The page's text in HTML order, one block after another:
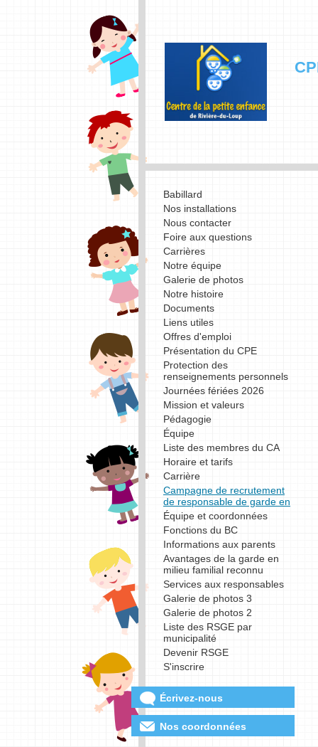
Babillard
Nos installations
Nous contacter
Foire aux questions
Carrières
Notre équipe
Galerie de photos
Notre histoire
Documents
Liens utiles
Offres d'emploi
Présentation du CPE
Protection des
renseignements personnels
Journées fériées 2026
Mission et valeurs
Pédagogie
Équipe
Liste des membres du CA
Horaire et tarifs
Carrière
Campagne de recrutement
de responsable de garde en
Équipe et coordonnées
Fonctions du BC
Informations aux parents
Avantages de la garde en
milieu familial reconnu
Services aux responsables
Galerie de photos 3
Galerie de photos 2
Liste des RSGE par
municipalité
Devenir RSGE
S'inscrire
Écrivez-nous
Nos coordonnées